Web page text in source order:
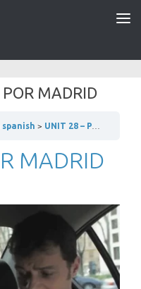
MADRID
spanish UNIT 28 – PASEANDO POR MADRID
MADRID